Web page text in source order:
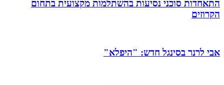
התאחדות סוכני נסיעות בהשתלמות מקצועית בתחום
הקרוזים
אבי לרנר בסינגל חדש: "היפלא"